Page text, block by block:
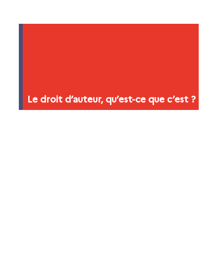
Le droit d’auteur, qu’est-ce que c’est ?